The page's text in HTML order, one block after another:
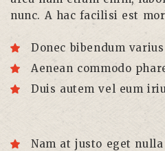
nunc. A hac facilisi est
Donec bibendum
Aenean commodo
Duis autem vel eum
Nam at justo eget nulla